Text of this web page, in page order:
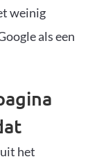
weinig
als een
het